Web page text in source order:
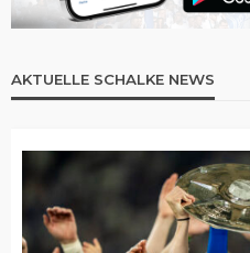
AKTUELLE SCHALKE NEWS